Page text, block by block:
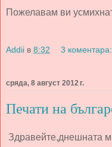
Пожелавам ви
Addii в 8:32 3 коментара:
сряда, 8 август 2012 г.
Печати на
Здравейте,днешната